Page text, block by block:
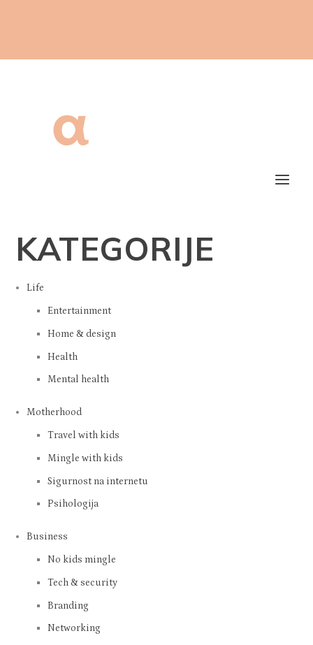
KATEGORIJE
Life
Entertainment
Home & design
Health
Mental health
Motherhood
Travel with kids
Mingle with kids
Sigurnost na internetu
Psihologija
Business
No kids mingle
Tech & security
Branding
Networking